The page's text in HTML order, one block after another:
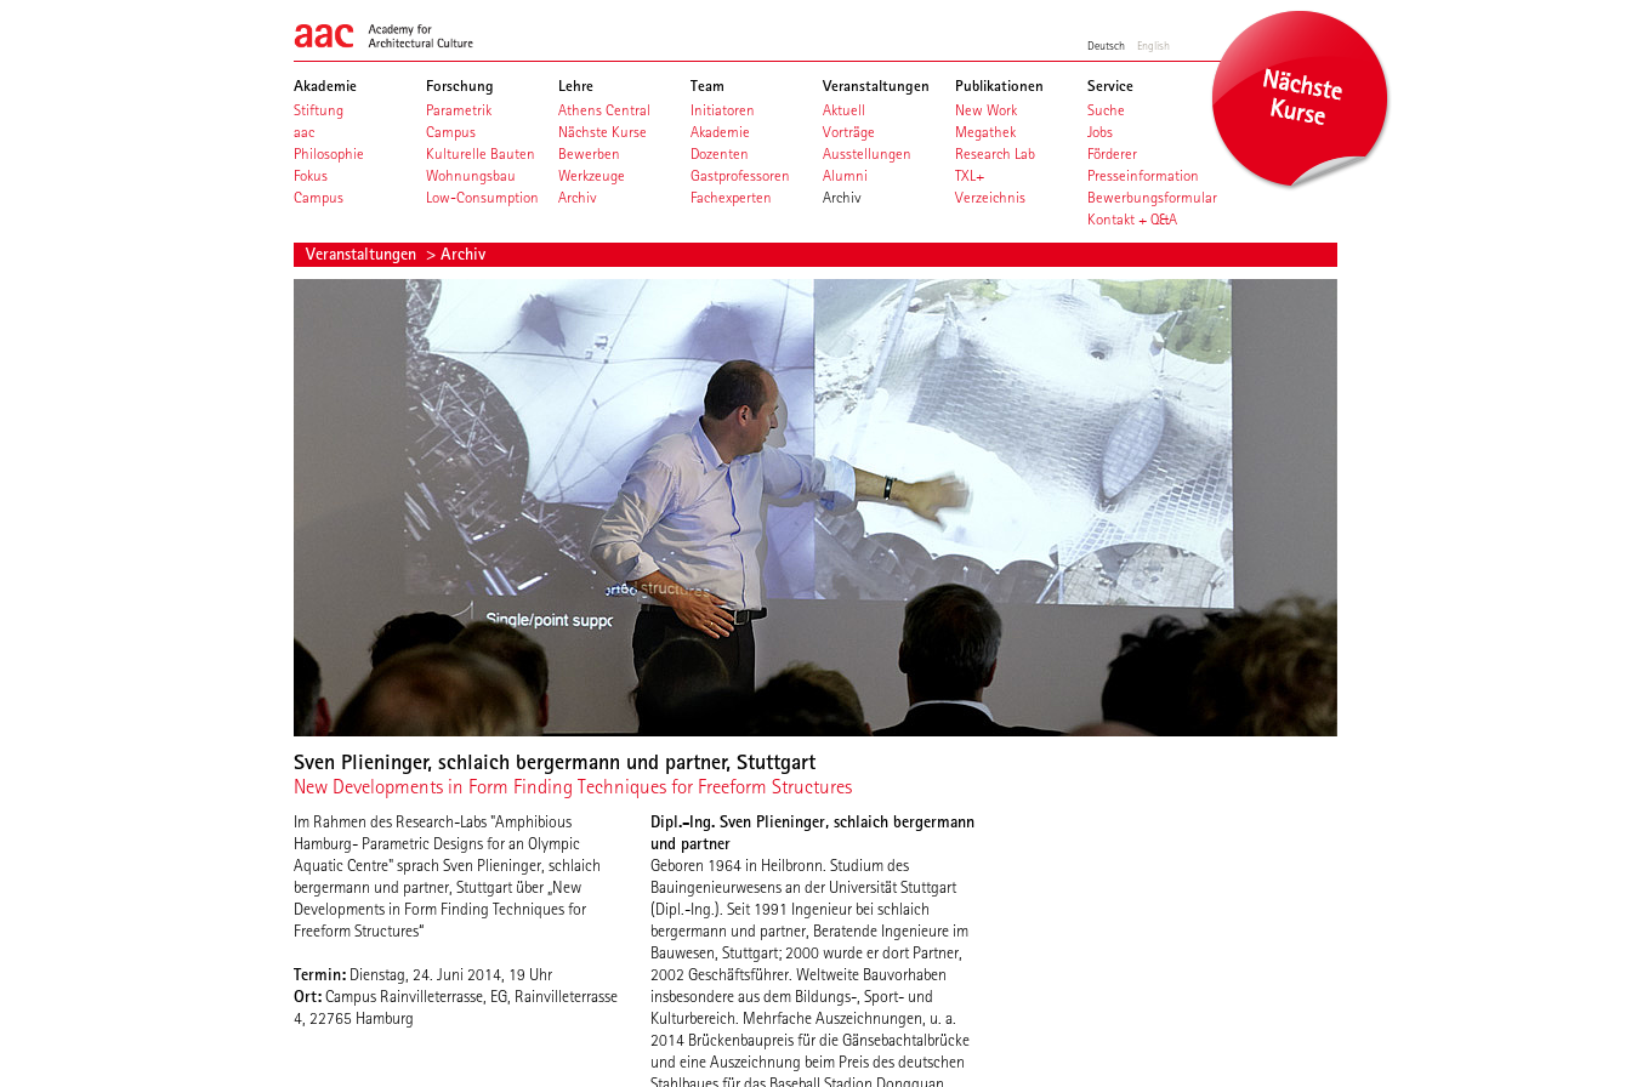
Deutsch English
Akademie
Stiftung
aac
Philosophie
Fokus
Campus
Forschung
Parametrik
Campus
Kulturelle Bauten
Wohnungsbau
Low-Consumption
Lehre
Athens Central
Nächste Kurse
Bewerben
Werkzeuge
Archiv
Team
Initiatoren
Akademie
Dozenten
Gastprofessoren
Fachexperten
Veranstaltungen
Aktuell
Vorträge
Ausstellungen
Alumni
Archiv
Publikationen
New Work
Megathek
Research Lab
TXL+
Verzeichnis
Service
Suche
Jobs
Förderer
Presseinformation
Bewerbungsformular
Kontakt + Q&A
Veranstaltungen > Archiv
Sven Plieninger, schlaich bergermann und partner, Stuttgart
New Developments in Form Finding Techniques for Freeform Structures
Im Rahmen des Research-Labs "Amphibious
Hamburg- Parametric Designs for an Olympic
Aquatic Centre" sprach Sven Plieninger, schlaich
bergermann und partner, Stuttgart über „New
Developments in Form Finding Techniques for
Freeform Structures“
Termin: Dienstag, 24. Juni 2014, 19 Uhr
Ort:Campus Rainvilleterrasse, EG, Rainvilleterrasse
4, 22765 Hamburg
Dipl.-Ing. Sven Plieninger, schlaich bergermann
und partner
Geboren 1964 in Heilbronn. Studium des
Bauingenieurwesens an der Universität Stuttgart
(Dipl.-Ing.). Seit 1991 Ingenieur bei schlaich
bergermann und partner, Beratende Ingenieure im
Bauwesen, Stuttgart; 2000 wurde er dort Partner,
2002 Geschäftsführer. Weltweite Bauvorhaben
insbesondere aus dem Bildungs-, Sport- und
Kulturbereich. Mehrfache Auszeichnungen, u. a.
2014 Brückenbaupreis für die Gänsebachtalbrücke
und eine Auszeichnung beim Preis des deutschen